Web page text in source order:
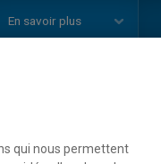
En savoir plus
qui nous permettent